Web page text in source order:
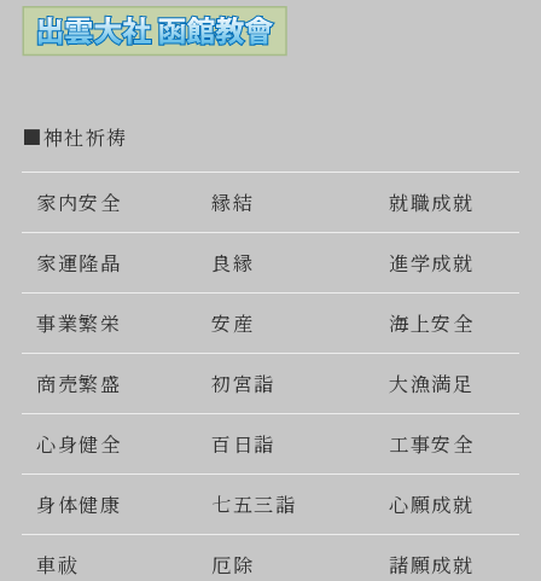
■神社祈祷
家内安全 縁結 就職成就
家運隆晶 良縁 進学成就
事業繁栄 安産 海上安全
商売繁盛 初宮詣 大漁満足
心身健全 百日詣 工事安全
身体健康 七五三詣 心願成就
車祓 厄除 諸願成就